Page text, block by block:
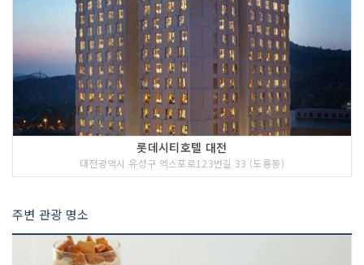
롯데시티호텔 대전
대전광역시 유성구 엑스포로123번길 33 (도룡동)
주변 관광 명소